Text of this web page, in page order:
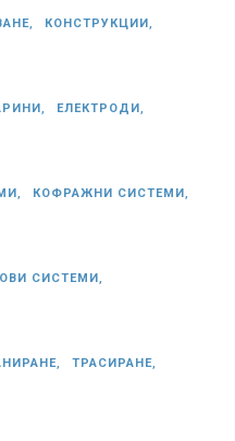
КОНСТРУКЦИИ,
ЕЛЕКТРОДИ,
КОФРАЖНИ СИСТЕМИ,
СИСТЕМИ,
ТРАСИРАНЕ,